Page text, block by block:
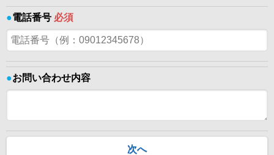
●電話番号 必須
●お問い合わせ内容
次へ